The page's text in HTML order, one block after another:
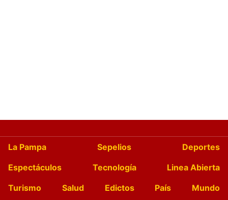
La Pampa Sepelios
Deportes
Espectáculos
Tecnología
Linea Abierta
Turismo
Salud Edictos País
Mundo